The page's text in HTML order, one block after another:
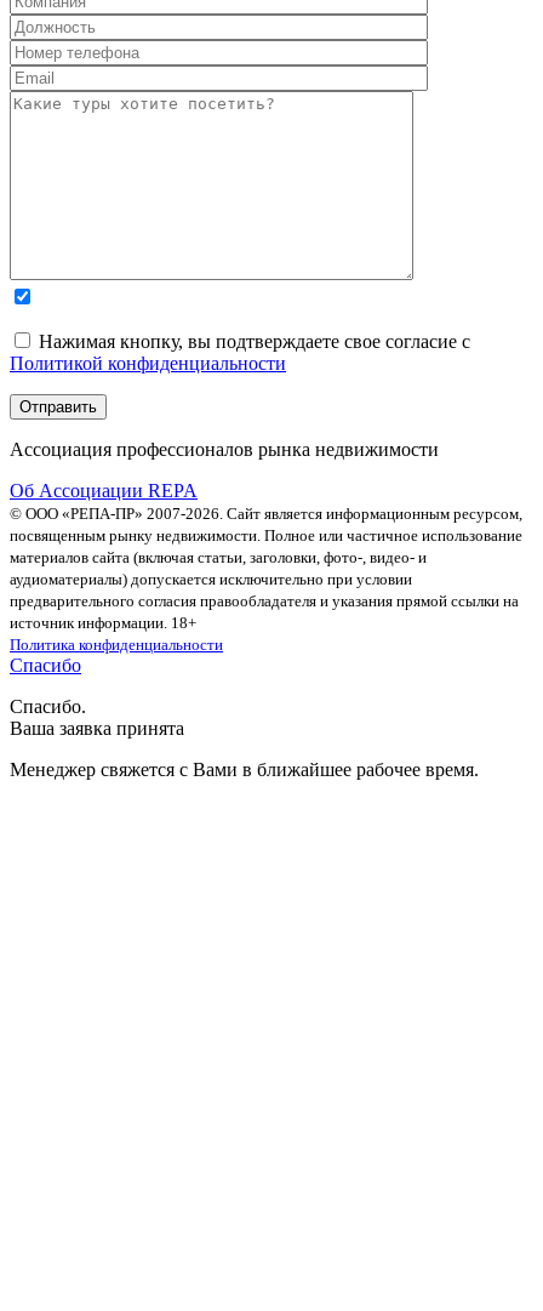
Нажимая кнопку, вы подтверждаете свое согласие с
Политикой конфиденциальности
Ассоциация профессионалов рынка недвижимости
Об Ассоциации REPA
© ООО «РЕПА-ПР» 2007-2026. Сайт является информационным ресурсом,
посвященным рынку недвижимости. Полное или частичное использование
материалов сайта (включая статьи, заголовки, фото-, видео- и
аудиоматериалы) допускается исключительно при условии
предварительного согласия правообладателя и указания прямой ссылки на
источник информации. 18+
Политика конфиденциальности
Спасибо
Спасибо.
Ваша заявка принята
Менеджер свяжется с Вами в ближайшее рабочее время.